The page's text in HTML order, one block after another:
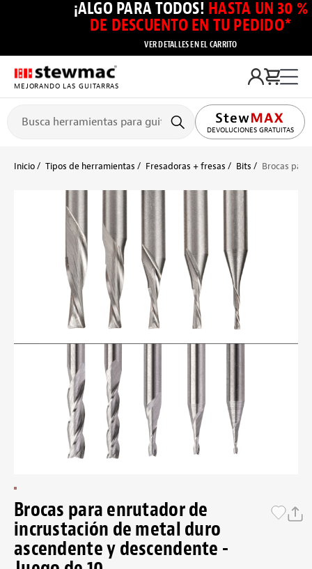
¡ALGO PARA TODOS! HASTA UN 30 %
DE DESCUENTO EN TU PEDIDO*
VER DETALLES EN EL CARRITO
MEJORANDO LAS GUITARRAS
DEVOLUCIONES GRATUITAS
Inicio Tipos de herramientas Fresadoras + fresas Bits Brocas
Brocas para enrutador de
incrustación de metal duro
ascendente y descendente -